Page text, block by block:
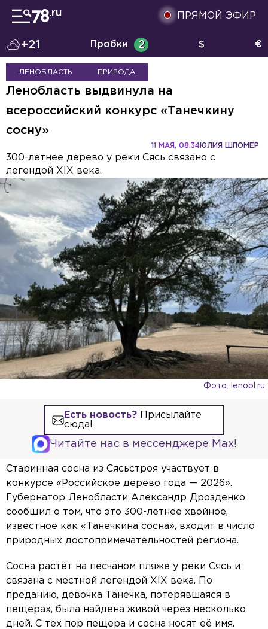
ПРЯМОЙ ЭФИР
+21 Пробки 2 $ €
ЛЕНОБЛАСТЬ ПРИРОДА
Ленобласть выдвинула на
всероссийский конкурс «Танечкину
сосну»
ЮЛИЯ ШПОМЕР
11 МАЯ, 08:34
300-летнее дерево у реки Сясь связано с
легендой XIX века.
Фото: lenobl.ru
Есть новость?Присылайте
сюда!
Читайте нас в мессенджере Max!
Старинная сосна из Сясьстроя участвует в
конкурсе «Российское дерево года — 2026».
Губернатор Ленобласти Александр Дрозденко
сообщил о том, что это 300-летнее хвойное,
известное как «Танечкина сосна», входит в число
природных достопримечательностей региона.
Сосна растёт на песчаном пляже у реки Сясь и
связана с местной легендой XIX века. По
преданию, девочка Танечка, потерявшаяся в
пещерах, была найдена живой через несколько
дней. С тех пор пещера и сосна носят её имя.